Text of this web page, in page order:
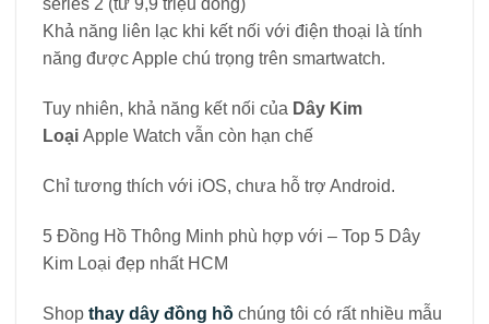
series 2 (từ 9,9 triệu đồng)
Khả năng liên lạc khi kết nối với điện thoại là tính
năng được Apple chú trọng trên smartwatch.
Tuy nhiên, khả năng kết nối của Dây Kim
Loại Apple Watch vẫn còn hạn chế
Chỉ tương thích với iOS, chưa hỗ trợ Android.
5 Đồng Hồ Thông Minh phù hợp với – Top 5 Dây
Kim Loại đẹp nhất HCM
Shop thay dây đồng hồ chúng tôi có rất nhiều mẫu